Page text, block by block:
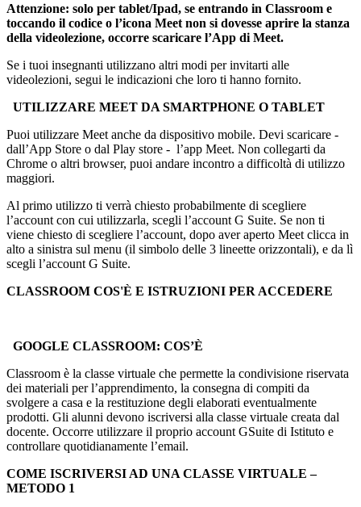
Attenzione: solo per tablet/Ipad, se entrando in Classroom e
toccando il codice o l’icona Meet non si dovesse aprire la stanza
della videolezione, occorre scaricare l’App di Meet.
Se i tuoi insegnanti utilizzano altri modi per invitarti alle
videolezioni, segui le indicazioni che loro ti hanno fornito.
UTILIZZARE MEET DA SMARTPHONE O TABLET
Puoi utilizzare Meet anche da dispositivo mobile. Devi scaricare -
dall’App Store o dal Play store - l’app Meet. Non collegarti da
Chrome o altri browser, puoi andare incontro a difficoltà di utilizzo
maggiori.
Al primo utilizzo ti verrà chiesto probabilmente di scegliere
l’account con cui utilizzarla, scegli l’account G Suite. Se non ti
viene chiesto di scegliere l’account, dopo aver aperto Meet clicca in
alto a sinistra sul menu (il simbolo delle 3 lineette orizzontali), e da lì
scegli l’account G Suite.
CLASSROOM COS'È E ISTRUZIONI PER ACCEDERE
GOOGLE CLASSROOM: COS’È
Classroom è la classe virtuale che permette la condivisione riservata
dei materiali per l’apprendimento, la consegna di compiti da
svolgere a casa e la restituzione degli elaborati eventualmente
prodotti. Gli alunni devono iscriversi alla classe virtuale creata dal
docente. Occorre utilizzare il proprio account GSuite di Istituto e
controllare quotidianamente l’email.
COME ISCRIVERSI AD UNA CLASSE VIRTUALE –
METODO 1